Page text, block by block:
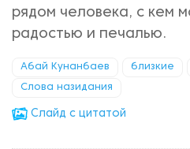
рядом человека, с кем
радостью и печалью.
Абай Кунанбаев близкие
Слова назидания
Cлайд с цитатой